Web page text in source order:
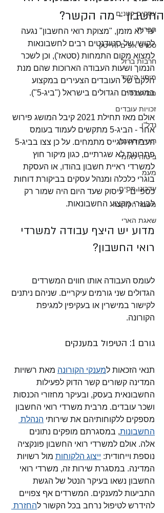
עסקים קטנים
חברות
סטרט אפים והייטק
חרבות ברזל
מיסוי היחיד
מס הכנסה
זכויות עובדים
נדל"ן
ראיית חשבון
ביטוח לאומי
מעמ
עדכוני מסים
משבר הקורונה
שאגת הארי
החשבון - מה הקשר?
עד לא מזמן, "מצוקת רואי החשבון" נגעה
לקושי של סטודנטים רבים לחשבונאות
למצוא מקום התמחות (סטאז'), וכן לשכר
הנמוך ושעות העבודה הארוכות שהם מנת
חלקם של העובדים הצעירים במקצוע
במשרדים הגדולים בישראל ("ביג-5").
אולם מאז תחילת 2021 קיבל המושג פירוש
אחר - הביג-5 מתקשים לעמוד בעומס
פתרונות לא שגרתיים, כגון מיקור חוץ
למשרדי ראיית חשבון בהודו, או העסקת
בוגרי כלכלה ומנהל עסקים בביקורת דוחות
כספיים - עיסוק שעד היום היה שמור רק
לבוגרי מקצוע החשבונאות.
מדוע יש היצף עבודה למשרדי
רואי החשבון?
לעומס העבודה אותו חווים המשרדים
הגדולים שני גורמים עיקריים. שניהם ניתנים
לקישור במישרין או בעקיפין למגיפת
הקורונה.
גורם 1: הטיפול במענקים
תנאי הזכאות למענקי הקורונה מאת רשויות
המדינה קשורים קשר הדוק לפעילות
החשבונאית בעסק, ובעיקר מחזורי הכנסות
ושכר עובדים. מרבית משרדי רואי החשבון
מספקים ללקוחותיהם את שירותי הנהלת
החשבונות, במסגרתם מופקים נתונים
אלה. אולם למשרדי רואי החשבון פונקציה
נוספת וייחודית: ייצוג הלקוחות מול רשויות
המדינה. במסגרת שירות זה, משרדי רואי
החשבון נשאו בעיקר הנטל של הגשת
התביעות למענקים. המשרדים אף צפויים
להידרש לטיפול נרחב בכל הקשור להחזרת